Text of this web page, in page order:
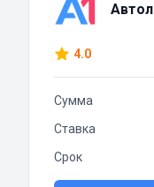
4.0
Сумма
Ставка
Срок